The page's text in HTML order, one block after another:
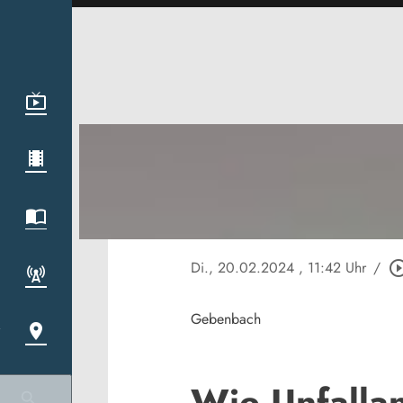
Di., 20.02.2024 , 11:42 Uhr /
Gebenbach